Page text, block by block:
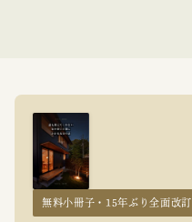
無料小冊子・15年ぶり全面改訂